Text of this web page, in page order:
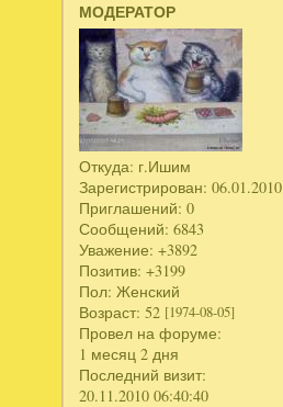
МОДЕРАТОР
Откуда: г.Ишим
Зарегистрирован: 06.01.2010
Приглашений: 0
Сообщений: 6843
Уважение: +3892
Позитив: +3199
Пол: Женский
Возраст: 52 [1974-08-05]
Провел на форуме:
1 месяц 2 дня
Последний визит:
20.11.2010 06:40:40